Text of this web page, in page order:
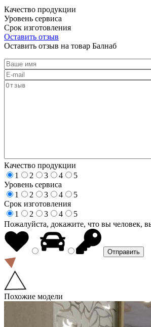
Качество продукции
Уровень сервиса
Срок изготовления
Оставить отзыв
Оставить отзыв на товар Балнаб
Качество продукции
1
2 3 4
5
Уровень сервиса
1
2 3 4
5
Срок изготовления
1
2 3 4
5
Пожалуйста, докажите, что вы человек,
Похожие модели